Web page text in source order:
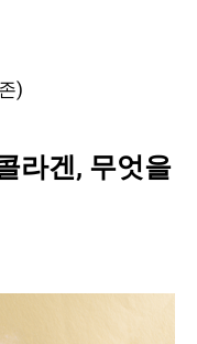
)
라겐, 무엇을